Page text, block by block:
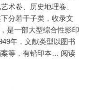
术卷、历史地理卷、
分若干子类，收录文
是一部大型综合性影印
年，文献类型以图书
案等，有铅印本… 阅读